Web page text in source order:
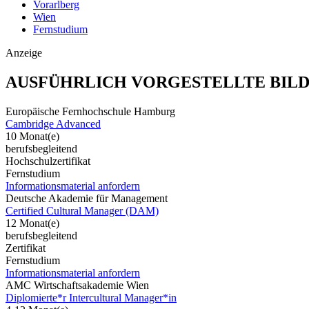
Vorarlberg
Wien
Fernstudium
Anzeige
AUSFÜHRLICH VORGESTELLTE
Europäische Fernhochschule Hamburg
Cambridge Advanced
10 Monat(e)
berufsbegleitend
Hochschulzertifikat
Fernstudium
Informationsmaterial anfordern
Deutsche Akademie für Management
Certified Cultural Manager (DAM)
12 Monat(e)
berufsbegleitend
Zertifikat
Fernstudium
Informationsmaterial anfordern
AMC Wirtschaftsakademie Wien
Diplomierte*r Intercultural Manager*in